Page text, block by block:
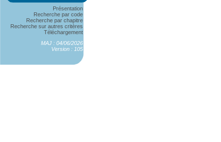
Présentation
Recherche par code
Recherche par chapitre
Recherche sur autres critères
Téléchargement
MAJ : 04/06/2026
Version : 105